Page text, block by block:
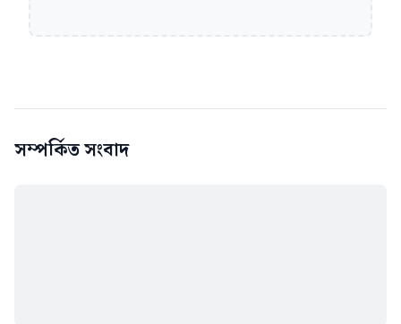
সম্পর্কিত সংবাদ